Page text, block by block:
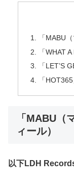
「MABU
「WHAT A
「LET’S
「HOT365
「MABU（
ィール）
以下LDH